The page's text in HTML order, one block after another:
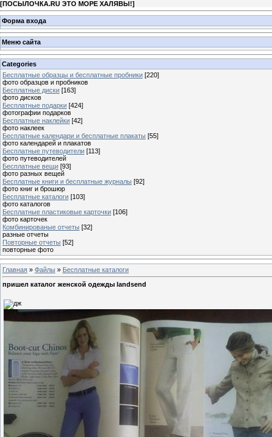
[ПОСЫЛОЧКА.RU ЭТО МОРЕ ХАЛЯВЫ!]
Форма входа
Меню сайта
Categories
Бесплатные образцы и бесплатные пробники [220]
фото образцов и пробников
Бесплатные диски [163]
фото дисков
Бесплатные подарки [424]
фотографии подарков
Бесплатные наклейки [42]
фото наклеек
Бесплатные календари и бесплатные плакаты [55]
фото календарей и плакатов
Бесплатные путеводители [113]
фото путеводителей
Бесплатные вещи [93]
фото разных вещей
Бесплатные книги и бесплатные журналы [92]
фото книг и брошюр
Бесплатные каталоги [103]
фото каталогов
Бесплатные пластиковые карточки [106]
фото карточек
Комбинированые отчеты [32]
разные отчеты
Повторные отчеты [52]
повторные фото
Главная » Файлы » Бесплатные каталоги
пришел каталог женской одежды landsend